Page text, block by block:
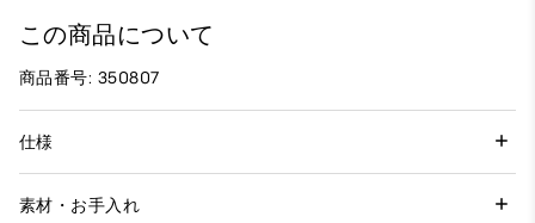
この商品について
商品番号: 350807
仕様
素材・お手入れ